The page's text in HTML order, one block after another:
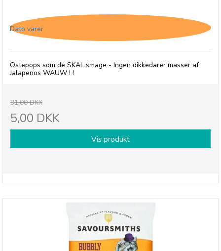
Dato varer
Ostepops som de SKAL smage - Ingen dikkedarer masser af
Jalapenos WAUW ! !
31,00 DKK
5,00 DKK
Vis produkt